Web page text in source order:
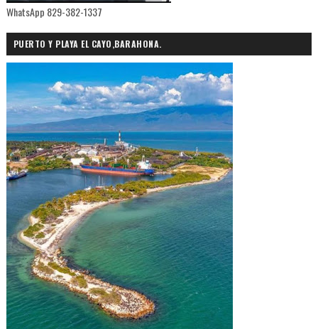
WhatsApp 829-382-1337
PUERTO Y PLAYA EL CAYO,BARAHONA.